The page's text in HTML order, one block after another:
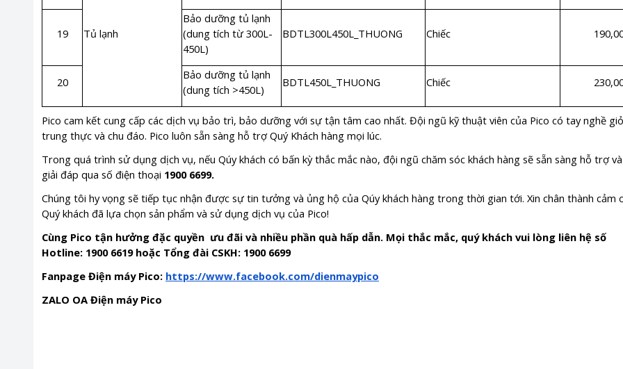
Tủ lạnh
19
Bảo dưỡng tủ lạnh
(dung tích từ 300L-
450L)
BDTL300L450L_THUONG Chiếc
20
Bảo dưỡng tủ lạnh
(dung tích >450L)
BDTL450L_THUONG Chiếc
Pico cam kết cung cấp các dịch vụ bảo trì, bảo dưỡng với sự tận tâm cao nhất. Đội ngũ kỹ thuật viên của Pico có tay nghề
trung thực và chu đáo. Pico luôn sẵn sàng hỗ trợ Quý Khách hàng mọi lúc.
Trong quá trình sử dụng dịch vụ, nếu Qúy khách có bấn kỳ thắc mắc nào, đội ngũ chăm sóc khách hàng sẽ sẵn sàng hỗ trợ và
giải đáp qua số điện thoại 1900 6699.
Chúng tôi hy vọng sẽ tiếp tục nhận được sự tin tưởng và ủng hộ của Qúy khách hàng trong thời gian tới. Xin chân thành cảm
Quý khách đã lựa chọn sản phẩm và sử dụng dịch vụ của Pico!
Cùng Pico tận hưởng đặc quyền ưu đãi và nhiều phần quà hấp dẫn. Mọi thắc mắc, quý khách vui lòng liên hệ số
Hotline: 1900 6619 hoặc Tổng đài CSKH: 1900 6699
Fanpage Điện máy Pico: https://www.facebook.com/dienmaypico
ZALO OA Điện máy Pico